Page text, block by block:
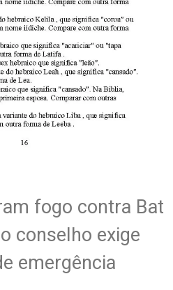
fogo contra Bat
conselho exige
emergência